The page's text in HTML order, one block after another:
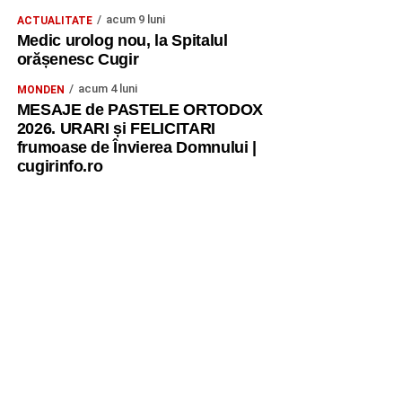
ACTUALITATE acum 9 luni
Medic urolog nou, la Spitalul
orășenesc Cugir
MONDEN acum 4 luni
MESAJE de PASTELE ORTODOX
2026. URARI și FELICITARI
frumoase de Învierea Domnului |
cugirinfo.ro